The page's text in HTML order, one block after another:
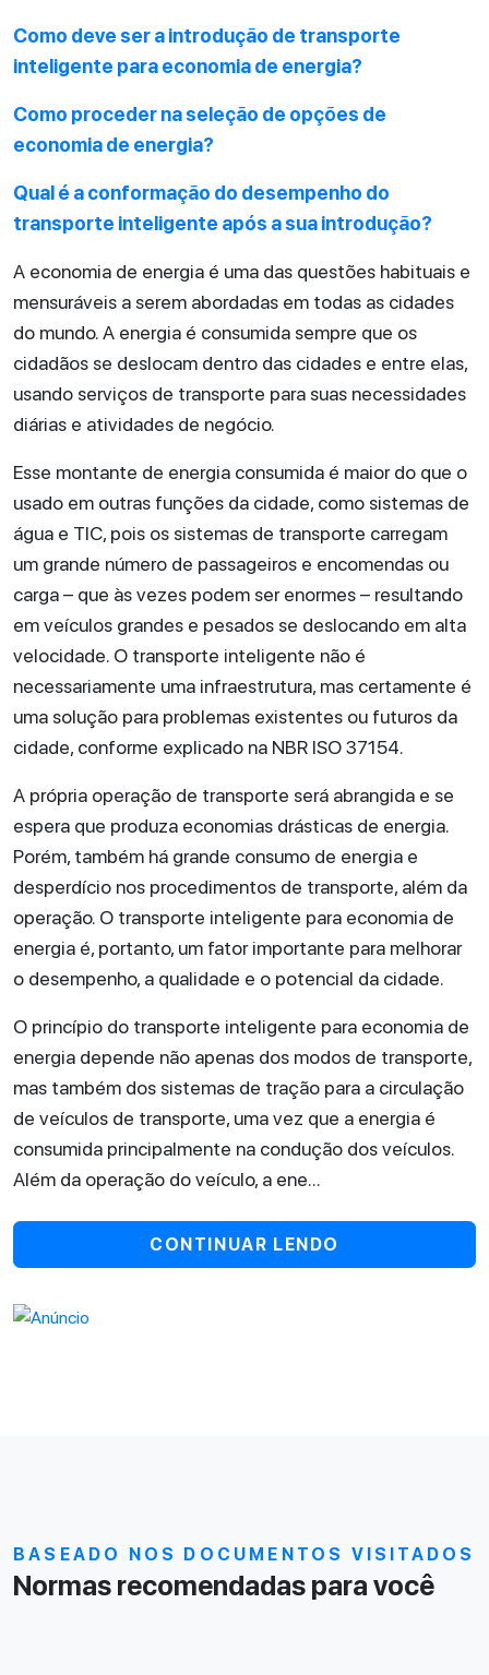
Como deve ser a introdução de transporte
inteligente para economia de energia?
Como proceder na seleção de opções de
economia de energia?
Qual é a conformação do desempenho do
transporte inteligente após a sua introdução?
A economia de energia é uma das questões habituais e
mensuráveis a serem abordadas em todas as cidades
do mundo. A energia é consumida sempre que os
cidadãos se deslocam dentro das cidades e entre elas,
usando serviços de transporte para suas necessidades
diárias e atividades de negócio.
Esse montante de energia consumida é maior do que o
usado em outras funções da cidade, como sistemas de
água e TIC, pois os sistemas de transporte carregam
um grande número de passageiros e encomendas ou
carga – que às vezes podem ser enormes – resultando
em veículos grandes e pesados se deslocando em alta
velocidade. O transporte inteligente não é
necessariamente uma infraestrutura, mas certamente é
uma solução para problemas existentes ou futuros da
cidade, conforme explicado na NBR ISO 37154.
A própria operação de transporte será abrangida e se
espera que produza economias drásticas de energia.
Porém, também há grande consumo de energia e
desperdício nos procedimentos de transporte, além da
operação. O transporte inteligente para economia de
energia é, portanto, um fator importante para melhorar
o desempenho, a qualidade e o potencial da cidade.
O princípio do transporte inteligente para economia de
energia depende não apenas dos modos de transporte,
mas também dos sistemas de tração para a circulação
de veículos de transporte, uma vez que a energia é
consumida principalmente na condução dos veículos.
Além da operação do veículo, a ene...
CONTINUAR LENDO
BASEADO NOS DOCUMENTOS VISITADOS
Normas recomendadas para você